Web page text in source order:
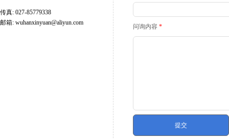
传真: 027-85779338
邮箱: wuhanxinyuan@aliyun.com
问询内容 *
提交